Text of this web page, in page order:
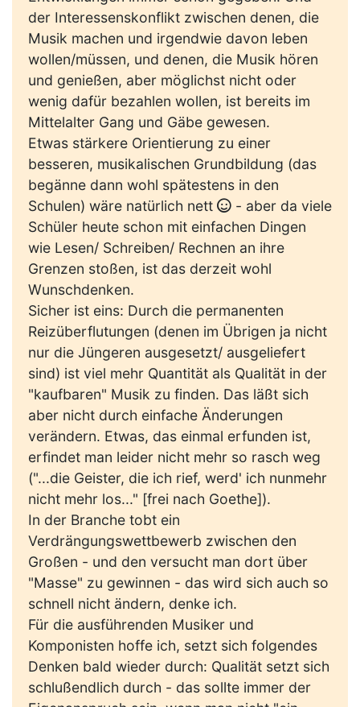
der Interessenskonflikt zwischen denen, die
Musik machen und irgendwie davon leben
wollen/müssen, und denen, die Musik hören
und genießen, aber möglichst nicht oder
wenig dafür bezahlen wollen, ist bereits im
Mittelalter Gang und Gäbe gewesen.
Etwas stärkere Orientierung zu einer
besseren, musikalischen Grundbildung (das
begänne dann wohl spätestens in den
Schulen) wäre natürlich nett
- aber da viele
Schüler heute schon mit einfachen Dingen
wie Lesen/ Schreiben/ Rechnen an ihre
Grenzen stoßen, ist das derzeit wohl
Wunschdenken.
Sicher ist eins: Durch die permanenten
Reizüberflutungen (denen im Übrigen ja nicht
nur die Jüngeren ausgesetzt/ ausgeliefert
sind) ist viel mehr Quantität als Qualität in der
"kaufbaren" Musik zu finden. Das läßt sich
aber nicht durch einfache Änderungen
verändern. Etwas, das einmal erfunden ist,
erfindet man leider nicht mehr so rasch weg
("...die Geister, die ich rief, werd' ich nunmehr
nicht mehr los..." [frei nach Goethe]).
In der Branche tobt ein
Verdrängungswettbewerb zwischen den
Großen - und den versucht man dort über
"Masse" zu gewinnen - das wird sich auch so
schnell nicht ändern, denke ich.
Für die ausführenden Musiker und
Komponisten hoffe ich, setzt sich folgendes
Denken bald wieder durch: Qualität setzt sich
schlußendlich durch - das sollte immer der